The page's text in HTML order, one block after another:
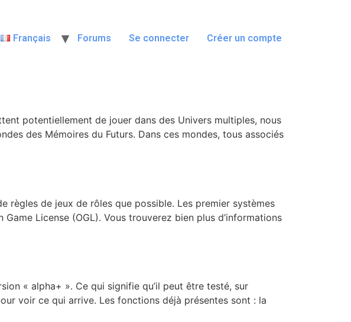
Français Forums Se connecter Créer un compte
potentiellement de jouer dans des Univers multiples, nous
des Mémoires du Futurs. Dans ces mondes, tous associés
règles de jeux de rôles que possible. Les premier systèmes
License (OGL). Vous trouverez bien plus d’informations
« alpha+ ». Ce qui signifie qu’il peut être testé, sur
voir ce qui arrive. Les fonctions déjà présentes sont : la